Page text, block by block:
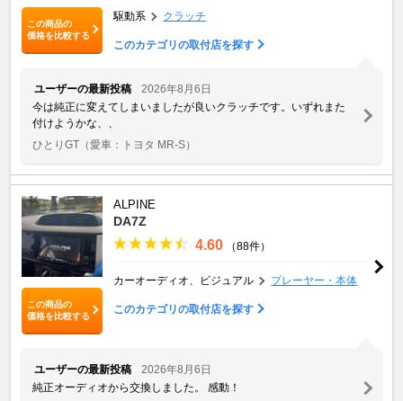
この商品の
価格を比較する
駆動系 クラッチ
このカテゴリの取付店を探す
ユーザーの最新投稿
2026年8月6日
今は純正に変えてしまいましたが良いクラッチです。いずれまた
付けようかな、、
ひとりGT （愛車：トヨタ MR-S）
この商品の
価格を比較する
ALPINE
DA7Z
4.60 （88件）
カーオーディオ、ビジュアル プレーヤー・本体
このカテゴリの取付店を探す
ユーザーの最新投稿
2026年8月6日
純正オーディオから交換しました。 感動！